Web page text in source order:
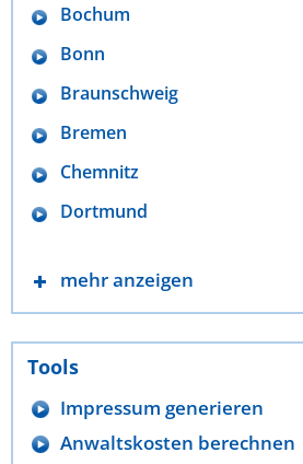
Bochum
Bonn
Braunschweig
Bremen
Chemnitz
Dortmund
mehr anzeigen
Tools
Impressum generieren
Anwaltskosten berechnen